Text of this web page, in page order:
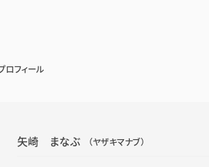
ロフィール
矢崎 まなぶ （ヤザキマナブ）